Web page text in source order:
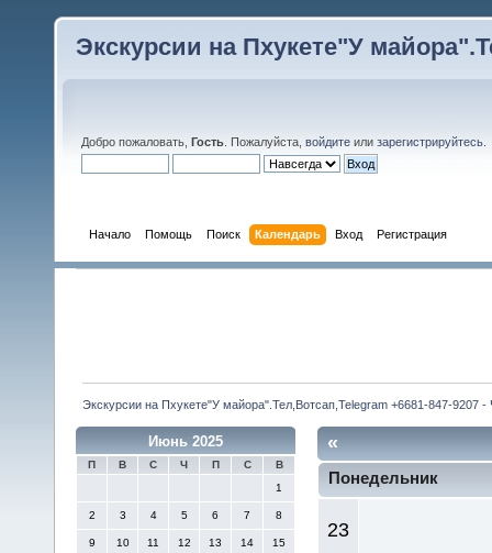
Экскурсии на Пхукете"У
Добро пожаловать, Гость . Пожалуйста, войдите или зарегистрируйтесь
Начало Помощь Поиск Календарь Вход Регистрация
Экскурсии на Пхукете"У майора".Тел,Вотсап,Telegram +6681-847-9207 -
Июнь 2025
П В С Ч П С
В
1
2 3 4 5 6 7 8
9 10 11 12 13 14 15
«
Понедельник
23